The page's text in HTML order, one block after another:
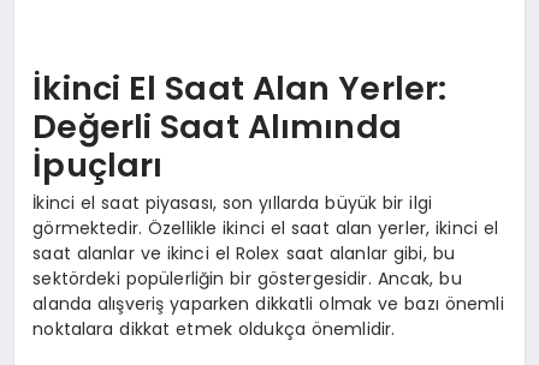
İkinci El Saat Alan Yerler:
Değerli Saat Alımında
İpuçları
İkinci el saat piyasası, son yıllarda büyük bir ilgi
görmektedir. Özellikle ikinci el saat alan yerler, ikinci el
saat alanlar ve ikinci el Rolex saat alanlar gibi, bu
sektördeki popülerliğin bir göstergesidir. Ancak, bu
alanda alışveriş yaparken dikkatli olmak ve bazı önemli
noktalara dikkat etmek oldukça önemlidir.